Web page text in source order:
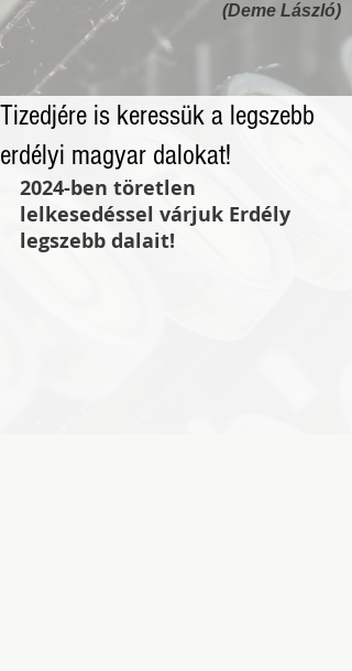
(Deme László)
Tizedjére is keressük a legszebb
erdélyi magyar dalokat!
2024-ben töretlen
lelkesedéssel várjuk Erdély
legszebb dalait!